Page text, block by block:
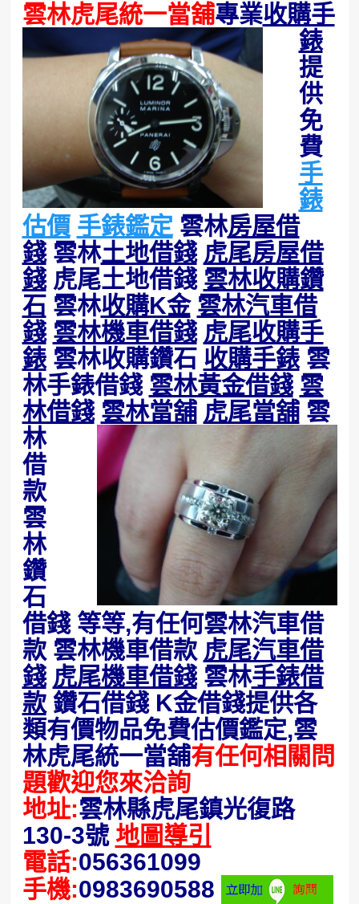
雲林虎尾統一當舖專業收購手
錶
提
供
免
費
手
錶
估價 手錶鑑定 雲林房屋借
錢雲林土地借錢 虎尾房屋借
錢虎尾土地借錢 雲林收購鑽
石雲林收購K金 雲林汽車借
錢 雲林機車借錢 虎尾收購手
錶雲林收購鑽石 收購手錶雲
林手錶借錢 雲林黃金借錢 雲
林借錢 雲林當舖 虎尾當舖雲
林
借
款
雲
林
鑽
石
借錢 等等,有任何雲林汽車借
款 雲林機車借款 虎尾汽車借
錢 虎尾機車借錢雲林手錶借
款鑽石借錢 K金借錢提供各
類有價物品免費估價鑑定,雲
林虎尾統一當舖有任何相關問
題歡迎您來洽詢
地址:雲林縣虎尾鎮光復路
130-3號 地圖導引
電話:056361099
手機:0983690588